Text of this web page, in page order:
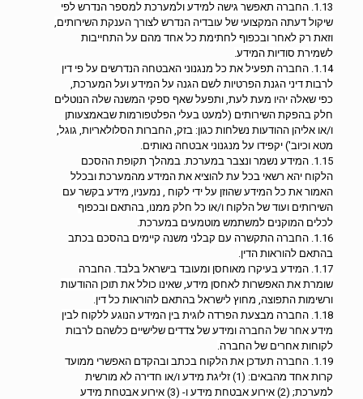
1.13. החברה תאפשר גישה למידע ולמערכת למספר הנדרש לפי
שיקול דעתה המקצועי של עובדיה הנדרש לצורך הענקת השירותים,
וזאת רק לאחר ובכפוף לחתימת כל אחד מהם על התחייבות
לשמירת סודיות המידע.
1.14. החברה תפעיל את כל מנגנוני האבטחה הנדרשים על פי דין
לרבות דיני הגנת הפרטיות לשם הגנה על המידע ועל המערכת,
כפי שאלה יהיו מעת לעת, ותפעל שאף ספקי המשנה שלה הנוטלים
חלק בהפקת השירותים (למעט בעלי הפלטפורמות שבאמצעותן
ו/או אליהן ההודעות נשלחות כגון: בזק, החברות הסלולאריות, גוגל,
מטא וכיוב') יקפידו על מנגנוני אבטחה נאותים.
1.15. המידע נשמר ונצבר במערכת. במהלך תקופת ההסכם
הלקוח יהא רשאי בכל עת להוציא את המידע מהמערכת ובכלל
האמור את כל המידע שהוזן על ידי לקוח , נמעניו, מידע בקשר עם
השירותים ועוד של הלקוח ו/או כל חלק ממנו, בהתאם ובכפוף
לכלים המוקנים למשתמש מוטמעים במערכת.
1.16. החברה התקשרה עם קבלני משנה קיימים בהסכם בכתב
בהתאם להוראות הדין.
1.17. המידע בעיקרו מאוחסן ומעובד בישראל בלבד. החברה
שומרת את האפשרות לאחסן מידע, שאינו כולל את תוכן ההודעות
ורשימות התפוצה, מחוץ לישראל בהתאם להוראות כל דין.
1.18. החברה מבצעת הפרדה לוגית בין המידע הנוגע ללקוח לבין
מידע אחר של החברה ומידע של צדדים שלישיים כלשהם לרבות
לקוחות אחרים של החברה.
1.19. החברה תעדכן את הלקוח בכתב ובהקדם האפשרי ממועד
קרות אחד מהבאים: (1) זליגת מידע ו/או חדירה לא מורשית
למערכת; (2) אירוע אבטחת מידע ו- (3) אירוע אבטחת מידע